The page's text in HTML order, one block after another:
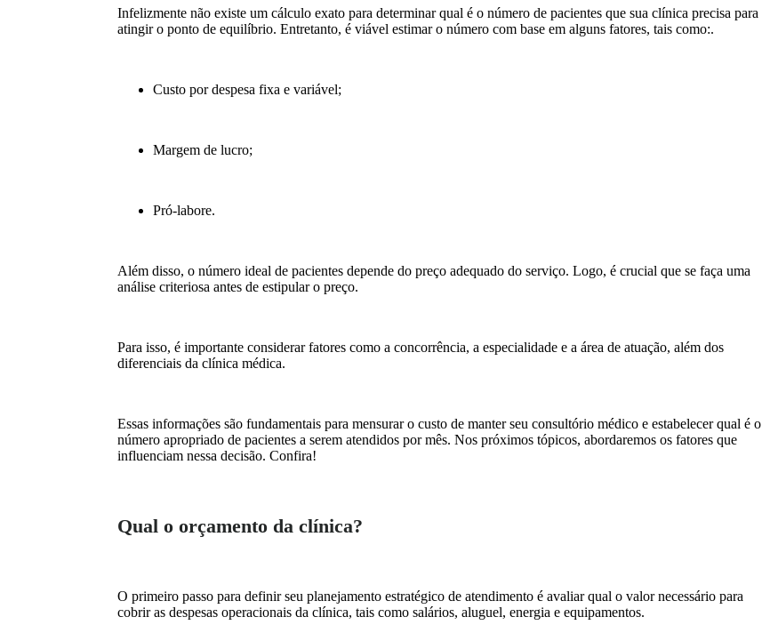
Infelizmente não existe um cálculo exato para determinar qual é o número de pacientes que sua clínica precisa para
atingir o ponto de equilíbrio. Entretanto, é viável estimar o número com base em alguns fatores, tais como:.
Custo por despesa fixa e variável;
Margem de lucro;
Pró-labore.
Além disso, o número ideal de pacientes depende do preço adequado do serviço. Logo, é crucial que se faça uma
análise criteriosa antes de estipular o preço.
Para isso, é importante considerar fatores como a concorrência, a especialidade e a área de atuação, além dos
diferenciais da clínica médica.
Essas informações são fundamentais para mensurar o custo de manter seu consultório médico e estabelecer qual é o
número apropriado de pacientes a serem atendidos por mês. Nos próximos tópicos, abordaremos os fatores que
influenciam nessa decisão. Confira!
Qual o orçamento da clínica?
O primeiro passo para definir seu planejamento estratégico de atendimento é avaliar qual o valor necessário para
cobrir as despesas operacionais da clínica, tais como salários, aluguel, energia e equipamentos.